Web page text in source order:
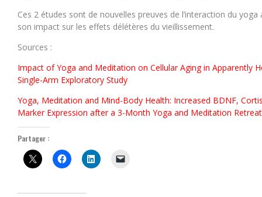
Ces 2 études sont de nouvelles preuves de l’interaction du
son impact sur les effets délétères du vieillissement.
Sources :
Impact of Yoga and Meditation on Cellular Aging in Apparently
Single-Arm Exploratory Study
Yoga, Meditation and Mind-Body Health: Increased BDNF,
Marker Expression after a 3-Month Yoga and Meditation Retreat
Partager :